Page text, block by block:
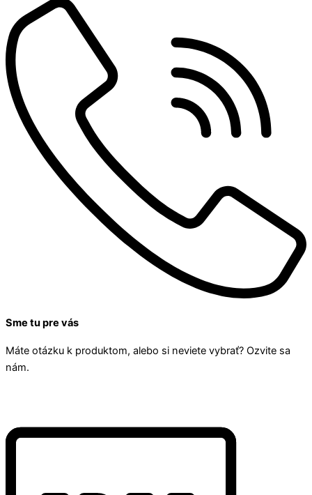
Sme tu pre vás
Máte otázku k produktom, alebo si neviete vybrať? Ozvite sa
nám.